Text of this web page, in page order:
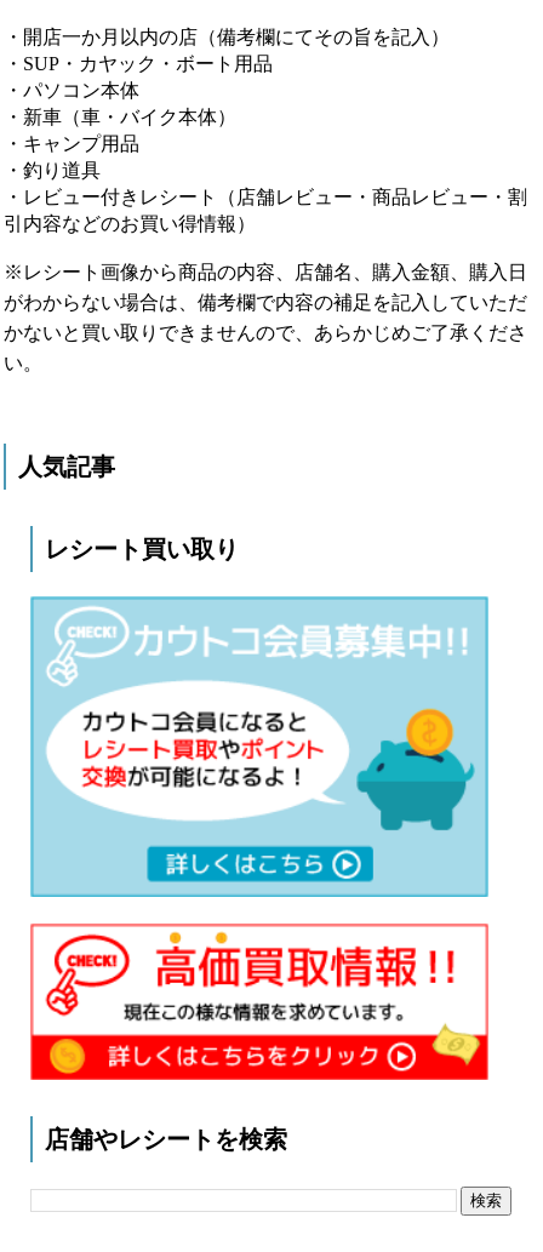
・開店一か月以内の店（備考欄にてその旨を記入）
・SUP・カヤック・ボート用品
・パソコン本体
・新車（車・バイク本体）
・キャンプ用品
・釣り道具
・レビュー付きレシート（店舗レビュー・商品レビュー・割
引内容などのお買い得情報）
※レシート画像から商品の内容、店舗名、購入金額、購入日
がわからない場合は、備考欄で内容の補足を記入していただ
かないと買い取りできませんので、あらかじめご了承くださ
い。
人気記事
レシート買い取り
店舗やレシートを検索